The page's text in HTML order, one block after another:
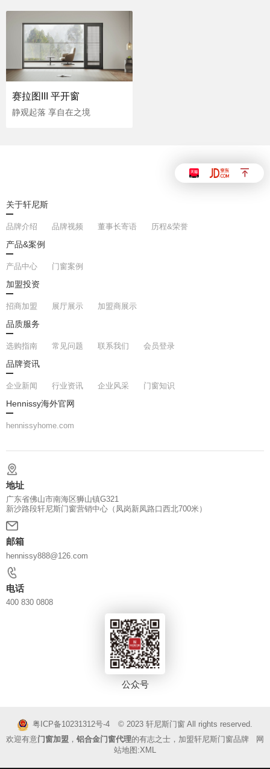
赛拉图III 平开窗
静观起落 享自在之境
关于轩尼斯
品牌介绍 品牌视频 董事长寄语
历程&荣誉
产品&案例
产品中心
门窗案例
加盟投资
招商加盟 展厅展示
加盟商展示
品质服务
选购指南 常见问题 联系我们
会员登录
品牌资讯
企业新闻 行业资讯 企业风采
门窗知识
Hennissy海外官网
hennissyhome.com
地址
广东省佛山市南海区狮山镇G321
新沙路段轩尼斯门窗营销中心（凤岗新凤路口西北700米）
邮箱
hennissy888@126.com
电话
400 830 0808
公众号
粤ICP备10231312号-4 © 2023 轩尼斯门窗All rights reserved.
欢迎有意门窗加盟 ， 铝合金门窗代理的有志之士，加盟轩尼斯门窗品牌 网
站地图:XML